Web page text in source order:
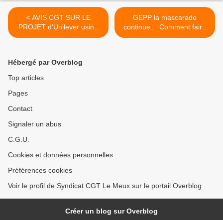
< AVIS CGT SUR LE
PROJET d'Unilever usine
Le meux
GEPP la mascarade
continue… Comment faire
mieux avec moins de
Hébergé par Overblog
Top articles
Pages
Contact
Signaler un abus
C.G.U.
Cookies et données personnelles
Préférences cookies
Voir le profil de Syndicat CGT Le Meux sur le portail Overblog
Créer un blog sur Overblog